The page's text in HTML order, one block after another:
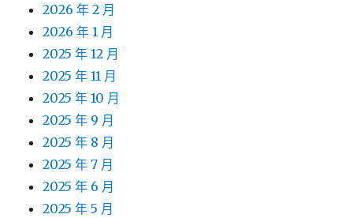
2026 年 2 月
2026 年 1 月
2025 年 12 月
2025 年 11 月
2025 年 10 月
2025 年 9 月
2025 年 8 月
2025 年 7 月
2025 年 6 月
2025 年 5 月